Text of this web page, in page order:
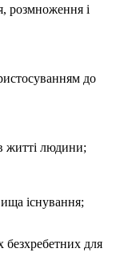
розмноження і
до
житті людини;
існування;
безхребетних для